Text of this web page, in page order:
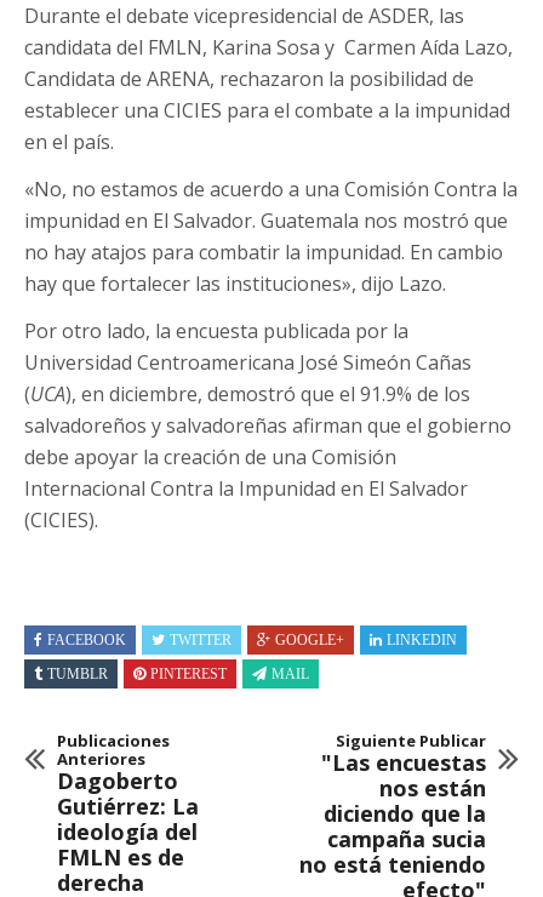
Durante el debate vicepresidencial de ASDER, las
candidata del FMLN, Karina Sosa y Carmen Aída Lazo,
Candidata de ARENA, rechazaron la posibilidad de
establecer una CICIES para el combate a la impunidad
en el país.
«No, no estamos de acuerdo a una Comisión Contra la
impunidad en El Salvador. Guatemala nos mostró que
no hay atajos para combatir la impunidad. En cambio
hay que fortalecer las instituciones», dijo Lazo.
Por otro lado, la encuesta publicada por la
Universidad Centroamericana José Simeón Cañas
(UCA), en diciembre, demostró que el 91.9% de los
salvadoreños y salvadoreñas afirman que el gobierno
debe apoyar la creación de una Comisión
Internacional Contra la Impunidad en El Salvador
(CICIES).
FACEBOOK TWITTER GOOGLE+
LINKEDIN
TUMBLR
PINTEREST MAIL
Publicaciones
Anteriores
Dagoberto
Gutiérrez: La
ideología del
FMLN es de
derecha
Siguiente Publicar
"Las encuestas
nos están
diciendo que la
campaña sucia
no está teniendo
efecto"